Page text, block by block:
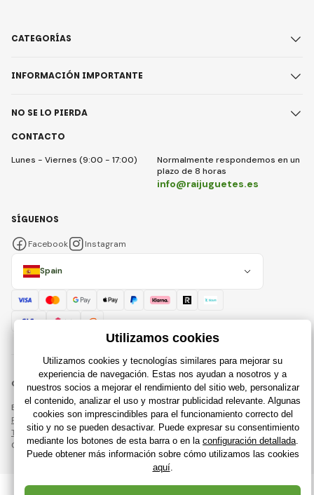
CONTACTO
Lunes - Viernes (9:00 - 17:00)
Normalmente respondemos en un
plazo de 8 horas
info@raijuguetes.es
CATEGORÍAS
INFORMACIÓN IMPORTANTE
NO SE LO PIERDA
Spain
SÍGUENOS
Facebook Instagram
© 2018 - 2026 Raijuguetes.es, Todos los derechos reservados
Esta página está protegida por reCAPTCHA y se aplican
Política de privacidadcompañías de Google y su
Términos y condiciones
Creación de tiendas en línea eficientes desdeRIESENIA